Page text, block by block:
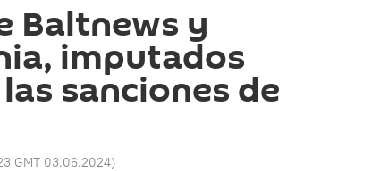
Baltnews y
imputados
sanciones de
GMT 03.06.2024)